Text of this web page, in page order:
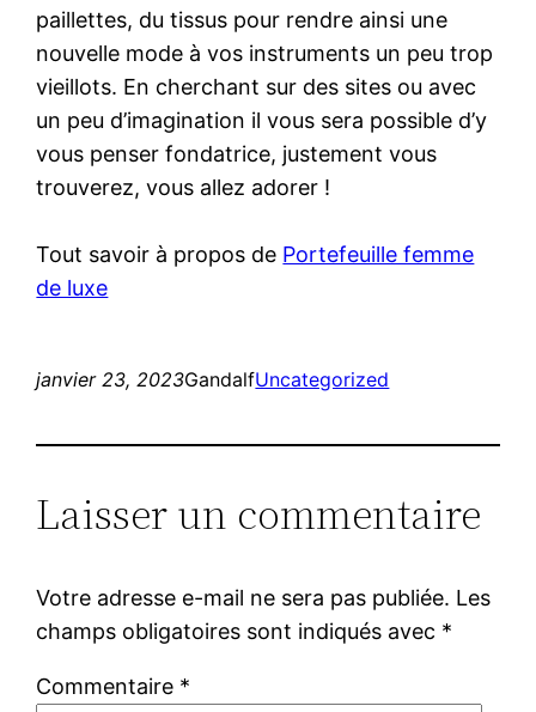
paillettes, du tissus pour rendre ainsi une
nouvelle mode à vos instruments un peu trop
vieillots. En cherchant sur des sites ou avec
un peu d’imagination il vous sera possible d’y
vous penser fondatrice, justement vous
trouverez, vous allez adorer !
Tout savoir à propos de Portefeuille femme
de luxe
janvier 23, 2023GandalfUncategorized
Laisser un commentaire
Votre adresse e-mail ne sera pas publiée. Les
champs obligatoires sont indiqués avec *
Commentaire *